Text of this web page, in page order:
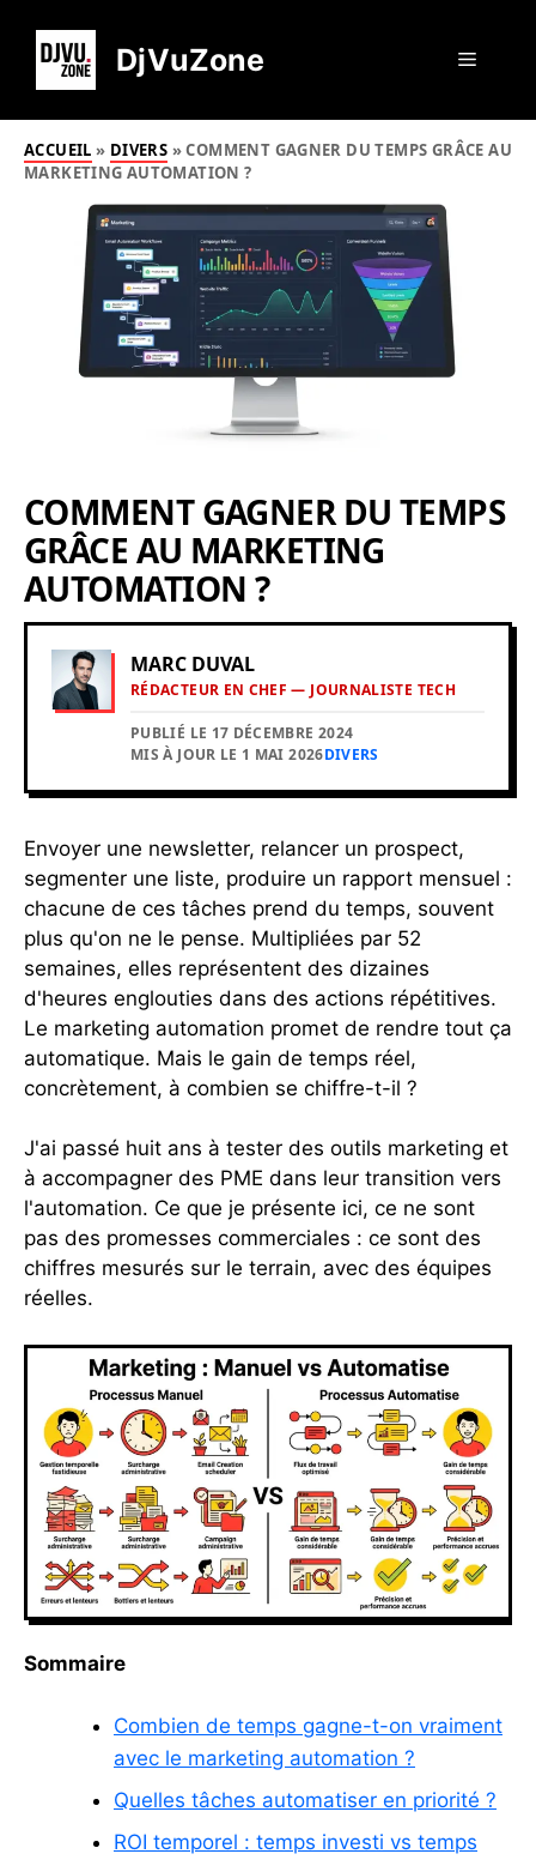
contenu
DjVuZone Menu
ACCUEIL » DIVERS »COMMENT GAGNER DU TEMPS GRÂCE AU
MARKETING AUTOMATION ?
COMMENT GAGNER DU TEMPS
GRÂCE AU MARKETING
AUTOMATION ?
MARC DUVAL
RÉDACTEUR EN CHEF — JOURNALISTE TECH
PUBLIÉ LE 17 DÉCEMBRE 2024
MIS À JOUR LE 1 MAI 2026DIVERS
Envoyer une newsletter, relancer un prospect,
segmenter une liste, produire un rapport mensuel :
chacune de ces tâches prend du temps, souvent
plus qu'on ne le pense. Multipliées par 52
semaines, elles représentent des dizaines
d'heures englouties dans des actions répétitives.
Le marketing automation promet de rendre tout ça
automatique. Mais le gain de temps réel,
concrètement, à combien se chiffre-t-il ?
J'ai passé huit ans à tester des outils marketing et
à accompagner des PME dans leur transition vers
l'automation. Ce que je présente ici, ce ne sont
pas des promesses commerciales : ce sont des
chiffres mesurés sur le terrain, avec des équipes
réelles.
Sommaire
Combien de temps gagne-t-on vraiment
avec le marketing automation ?
Quelles tâches automatiser en priorité ?
ROI temporel : temps investi vs temps